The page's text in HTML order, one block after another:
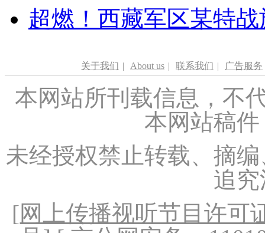
超燃！西藏军区某特
关于我们 | About us | 联系我们 | 广告服务
本网站所刊载信息，不
本网站稿
未经授权禁止转载、摘
追
[网上传播视听节目许可